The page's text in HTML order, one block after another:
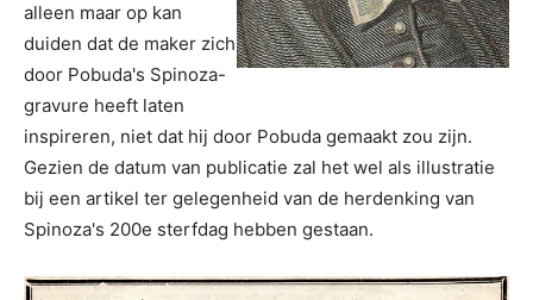
alleen maar op kan
duiden dat de maker zich
door Pobuda's Spinoza-
gravure heeft laten
inspireren, niet dat hij door Pobuda gemaakt zou zijn.
Gezien de datum van publicatie zal het wel als illustratie
bij een artikel ter gelegenheid van de herdenking van
Spinoza's 200e sterfdag hebben gestaan.